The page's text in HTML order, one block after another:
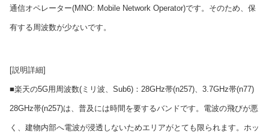
通信オペレーター(MNO: Mobile Network Operator)です。そのため、保
有する周波数が少ないです。
[説明詳細]
■楽天の5G用周波数(ミリ波、Sub6)：28GHz帯(n257)、3.7GHz帯(n77)
28GHz帯(n257)は、普及には時間を要するバンドです。電波の飛びが悪
く、建物内部へ電波が浸透しないためエリアがとても限られます。ホッ